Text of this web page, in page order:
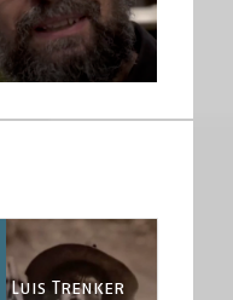
Luis Trenker